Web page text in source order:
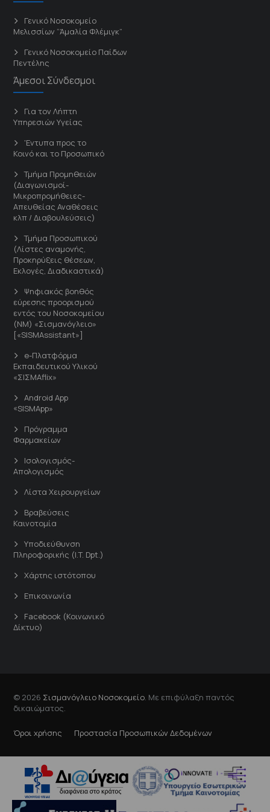
Γενικό Νοσοκομείο
Μελισσίων “Άμαλία Φλέμιγκ”
Γενικό Νοσοκομείο Παίδων
Πεντέλης
Άμεσοι Σύνδεσμοι
Για τον Λήπτη
Υπηρεσιών Υγείας
'Εντυπα προς το
Κοινό και το Προσωπικό
Τμήμα Προμηθειών
(Διαγωνισμοί-
Μικροπρομήθειες-
Απευθείας Αναθέσεις
κλπ / Διαβουλεύσεις)
Τμήμα Προσωπικού
(Λίστες αναμονής,
Προκηρύξεις θέσεων,
Εκλογές, Διαδικαστικά)
Ψηφιακός βοηθός
εύρεσης προορισμού
εντός του Νοσοκομείου
(ΝΜ) «Σισμανόγλειο»
[«SISMAssistant»]
e-Πλατφόρμα
Εκπαιδευτικού Υλικού
«ΣΙΣΜΑflix»
Android App
«SISMApp»
Πρόγραμμα
Φαρμακείων
Ισολογισμός-
Απολογισμός
Λίστα Χειρουργείων
Βραβεύσεις
Καινοτομία
Υποδιεύθυνση
Πληροφορικής (I.T. Dpt.)
Χάρτης ιστότοπου
Επικοινωνία
Facebook (Κοινωνικό
Δίκτυο)
© 2026 Σισμανόγλειο Νοσοκομείο . Με επιφύλαξη παντός
δικαιώματος.
Όροι χρήσης Προστασία Προσωπικών Δεδομένων